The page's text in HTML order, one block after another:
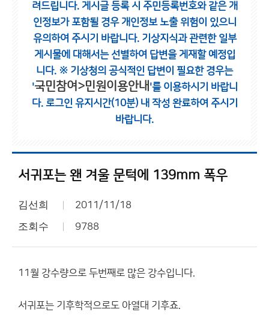
려드립니다. 게시글 등록 시 주민등록번호와 같은 개
인정보가 포함될 경우 개인정보 노출 위험이 있으니
유의하여 주시기 바랍니다. 기상지식과 관련한 일부
게시물에 대해서는 선별하여 답변을 게재할 예정입
니다. ※ 기상청의 공식적인 답변이 필요한 경우는
'국민참여>민원이용안내 '를 이용하시기 바랍니
다. 로그인 유지시간(10분) 내 작성 완료하여 주시기
바랍니다.
서귀포는 왠 겨울 문턱에 139mm 폭우
김선희 2011/11/18
조회수 9788
11월 강수량으로 두번째로 많은 강수입니다.
서귀포는 기후학적으로도 아열대 기후죠.